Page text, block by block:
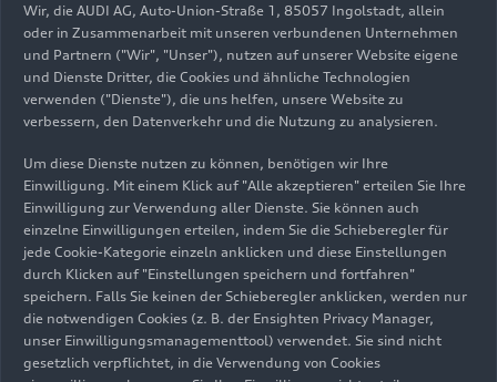
Geldprobleme waren die Folge. 1929 war NSU
gezwungen, den Automobilbau einzustellen und
das fast neue Werk in Heilbronn an Fiat zu
verkaufen; Fiat ließ dort bis 1966 Autos unter
dem Namen NSU-Fiat herstellen. In Neckarsulm
Zweiradproduktion, übernahm 1929 den
größeren Teil der Wanderer-Motorradsparte und
gründete 1932 eine Verkaufsgemeinschaft mit
der Marke D-Rad der Deutschen Werke in Berlin.
Neben BMW und DKW war NSU in den 1930er
Jahren eine der bedeutendsten deutschen
Motorradmarken und nach der Übernahme der
Opel-Fahrradfertigung Ende 1936 einer der
Wir, die AUDI AG, Auto-Union-Straße 1, 85057 Ingolstadt, allein
oder in Zusammenarbeit mit unseren verbundenen Unternehmen
und Partnern ("Wir", "Unser"), nutzen auf unserer Website eigene
und Dienste Dritter, die Cookies und ähnliche Technologien
verwenden ("Dienste"), die uns helfen, unsere Website zu
verbessern, den Datenverkehr und die Nutzung zu analysieren.
Um diese Dienste nutzen zu können, benötigen wir Ihre
Einwilligung. Mit einem Klick auf "Alle akzeptieren" erteilen Sie Ihre
Einwilligung zur Verwendung aller Dienste. Sie können auch
einzelne Einwilligungen erteilen, indem Sie die Schieberegler für
jede Cookie-Kategorie einzeln anklicken und diese Einstellungen
durch Klicken auf "Einstellungen speichern und fortfahren"
speichern. Falls Sie keinen der Schieberegler anklicken, werden nur
die notwendigen Cookies (z. B. der Ensighten Privacy Manager,
unser Einwilligungsmanagementtool) verwendet. Sie sind nicht
gesetzlich verpflichtet, in die Verwendung von Cookies